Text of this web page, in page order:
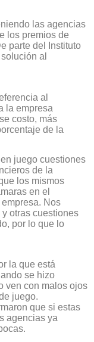
las agencias
los premios de
parte del Instituto
al
al
la empresa
costo, más
de la
juego cuestiones
de la
los mismos
en el
Nos
otras cuestiones
por lo que lo
la que está
se hizo
ven con malos ojos
juego.
que si estas
agencias ya